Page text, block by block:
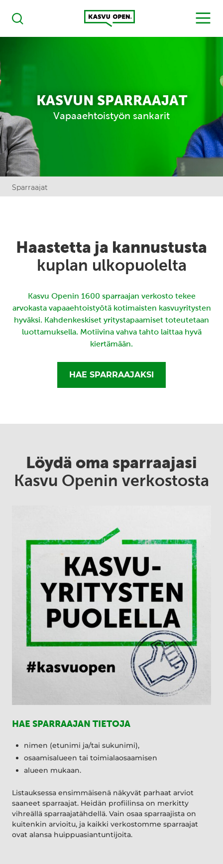
Haku
Kasvu Open
MENU
KASVUN SPARRAAJAT
Vapaaehtoistyön sankarit
Sparraajat
Haastetta ja kannustusta
kuplan ulkopuolelta
Kasvu Openin 1600 sparraajan verkosto tekee
arvokasta vapaaehtoistyötä kotimaisten kasvuyritysten
hyväksi. Kahdenkeskiset yritystapaamiset toteutetaan
luottamuksella. Motiivina vahva tahto laittaa hyvä
kiertämään.
HAE SPARRAAJAKSI
Löydä oma sparraajasi
Kasvu Openin verkostosta
HAE SPARRAAJAN TIETOJA
nimen (etunimi ja/tai sukunimi),
osaamisalueen tai toimialaosaamisen
alueen mukaan.
Listauksessa ensimmäisenä näkyvät parhaat arviot
saaneet sparraajat. Heidän profiilinsa on merkitty
vihreällä sparraajatähdellä. Vain osaa sparraajista on
kuitenkin arvioitu, ja kaikki verkostomme sparraajat
ovat alansa huippuasiantuntijoita.